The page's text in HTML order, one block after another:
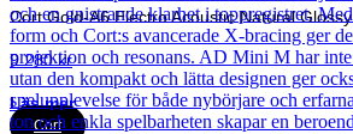
Cort Gold-A6 Electro Acoustic Natural Glossy
9 280kr
Läs mer
Cort